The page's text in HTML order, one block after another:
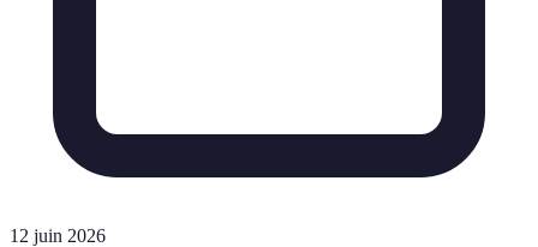
12 juin 2026